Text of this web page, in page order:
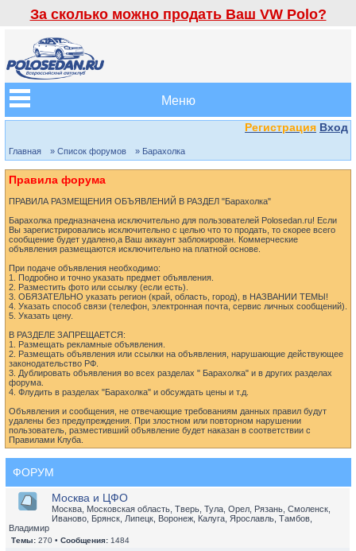
За сколько можно продать Ваш VW Polo?
Меню
Регистрация Вход
Главная » Список форумов » Барахолка
Правила форума
ПРАВИЛА РАЗМЕЩЕНИЯ ОБЪЯВЛЕНИЙ В РАЗДЕЛ "Барахолка"
Барахолка предназначена исключительно для пользователей Polosedan.ru! Если
Вы зарегистрировались исключительно с целью что то продать, то скорее всего
сообщение будет удалено,а Ваш аккаунт заблокирован. Коммерческие
объявления размещаются исключительно на платной основе.
При подаче объявления необходимо:
1. Подробно и точно указать предмет объявления.
2. Разместить фото или ссылку (если есть).
3. ОБЯЗАТЕЛЬНО указать регион (край, область, город), в НАЗВАНИИ ТЕМЫ!
4. Указать способ связи (телефон, электронная почта, сервис личных сообщений).
5. Указать цену.
В РАЗДЕЛЕ ЗАПРЕЩАЕТСЯ:
1. Размещать рекламные объявления.
2. Размещать объявления или ссылки на объявления, нарушающие действующее
законодательство РФ.
3. Дублировать объявления во всех разделах " Барахолка" и в других разделах
форума.
4. Флудить в разделах "Барахолка" и обсуждать цены и т.д.
Объявления и сообщения, не отвечающие требованиям данных правил будут
удалены без предупреждения. При злостном или повторном нарушении
пользователь, разместивший объявление будет наказан в соответствии с
Правилами Клуба.
ФОРУМ
Москва и ЦФО
Москва, Московская область, Тверь, Тула, Орел, Рязань, Смоленск,
Иваново, Брянск, Липецк, Воронеж, Калуга, Ярославль, Тамбов,
Владимир
Темы: 270 • Сообщения: 1484